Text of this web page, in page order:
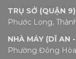
TRỤ SỞ (QUẬN
Phước Long,
NHÀ MÁY (DĨ AN
Phường Đông